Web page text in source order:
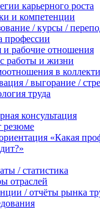
карьерного роста
и компетенции
/ курсы /
профессии
и рабочие отношения
работы и жизни
в
/ выгорание /
труда
консультация
резюме
«Какая
/ статистика
отраслей
/ отчёты рынка